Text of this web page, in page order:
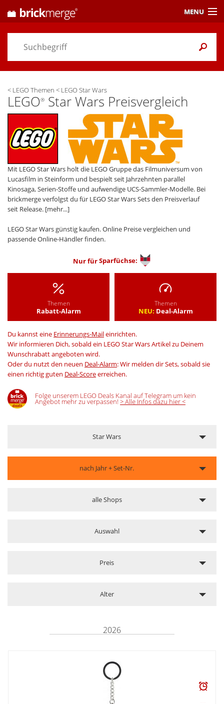
< LEGO Themen < LEGO Star Wars
LEGO® Star Wars Preisvergleich
Mit LEGO Star Wars holt die LEGO Gruppe das Filmuniversum von
Lucasfilm in Steinform und bespielt seit Jahrzehnten parallel
Kinosaga, Serien-Stoffe und aufwendige UCS-Sammler-Modelle. Bei
brickmerge verfolgst du für LEGO Star Wars Sets den Preisverlauf
seit Release. [mehr...]
LEGO Star Wars günstig kaufen. Online Preise vergleichen und
passende Online-Händler finden.
Nur fürSparfüchse:
Themen
Rabatt-Alarm
Themen
NEU: Deal-Alarm
Du kannst eine Erinnerungs-Maileinrichten.
Wir informieren Dich, sobald ein LEGO Star Wars Artikel zu Deinem
Wunschrabatt angeboten wird.
Oder du nutzt den neuen Deal-Alarm: Wir melden dir Sets, sobald sie
einen richtig guten Deal-Scoreerreichen.
Folge unserem LEGO Deals Kanal auf Telegram um kein
Angebot mehr zu verpassen! > Alle Infos dazu hier <
Star Wars
nach Jahr + Set-Nr.
alle Shops
Auswahl
Preis
Alter
2026
MENU
Preisvergleich
Themen/ Händler
Alarme& Wunschlisten
Einstellungen